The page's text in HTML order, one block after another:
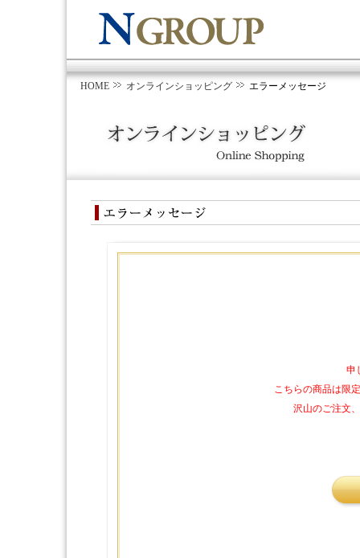
HOME オンラインショッピング エラーメッセージ
申
こちらの商品は限
沢山のご注文